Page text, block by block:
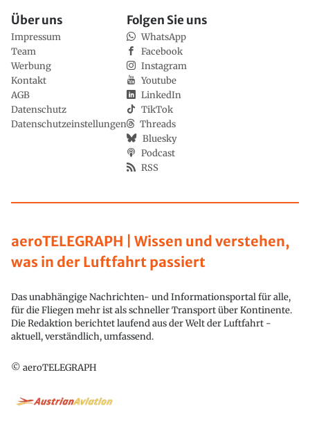
aeroTELEGRAPH | Wissen und verstehen,
was in der Luftfahrt passiert
Das unabhängige Nachrichten- und Informationsportal für alle,
für die Fliegen mehr ist als schneller Transport über Kontinente.
Die Redaktion berichtet laufend aus der Welt der Luftfahrt -
aktuell, verständlich, umfassend.
© aeroTELEGRAPH
Über uns
Impressum
Team
Werbung
Kontakt
AGB
Datenschutz
Datenschutzeinstellungen
Folgen Sie uns
WhatsApp
Facebook
Instagram
Youtube
LinkedIn
TikTok
Threads
Bluesky
Podcast
RSS